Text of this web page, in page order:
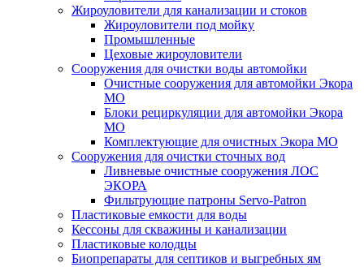
Жироуловители для канализации и стоков
Жироуловители под мойку
Промышленные
Цеховые жироуловители
Сооружения для очистки воды автомойки
Очистные сооружения для автомойки Экора
МО
Блоки рециркуляции для автомойки Экора
МО
Комплектующие для очистных Экора МО
Сооружения для очистки сточных вод
Ливневые очистные сооружения ЛОС
ЭКОРА
Фильтрующие патроны Servo-Patron
Пластиковые емкости для воды
Кессоны для скважины и канализации
Пластиковые колодцы
Биопрепараты для септиков и выгребных ям